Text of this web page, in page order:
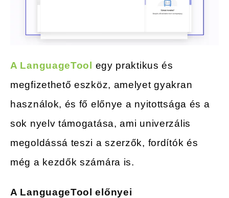
A LanguageTool
egy praktikus és
megfizethető eszköz, amelyet gyakran
használok, és fő előnye a nyitottsága és a
sok nyelv támogatása, ami univerzális
megoldássá teszi a szerzők, fordítók és
még a kezdők számára is.
A LanguageTool előnyei